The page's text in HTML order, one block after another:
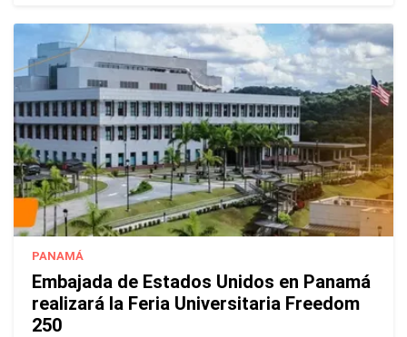
PANAMÁ
Embajada de Estados Unidos en Panamá
realizará la Feria Universitaria Freedom
250